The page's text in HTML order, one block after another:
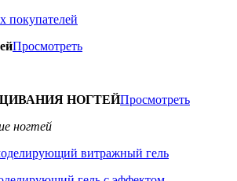
покупателей
Просмотреть
НОГТЕЙПросмотреть
ногтей
витражный гель